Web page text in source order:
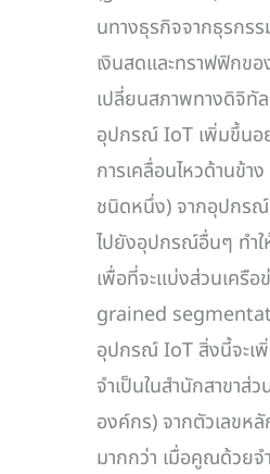
นทางธุรกิจจากธุรกร
เงินสดและทราฟฟิกข
เปลี่ยนสภาพทางดิจิทั
อุปกรณ์ IoT เพิ่มขึ้นอ
การเคลื่อนไหวด้านข้า
ชนิดหนึ่ง) จากอุปกร
ไปยังอุปกรณ์อื่นๆ ทำใ
เพื่อที่จะแบ่งส่วนเครื
grained
อุปกรณ์ IoT สิ่งนี้จะเ
จำเป็นในสำนักสาขาส่
องค์กร) จากตัวเลขห
มากกว่า เมื่อคูณด้วย